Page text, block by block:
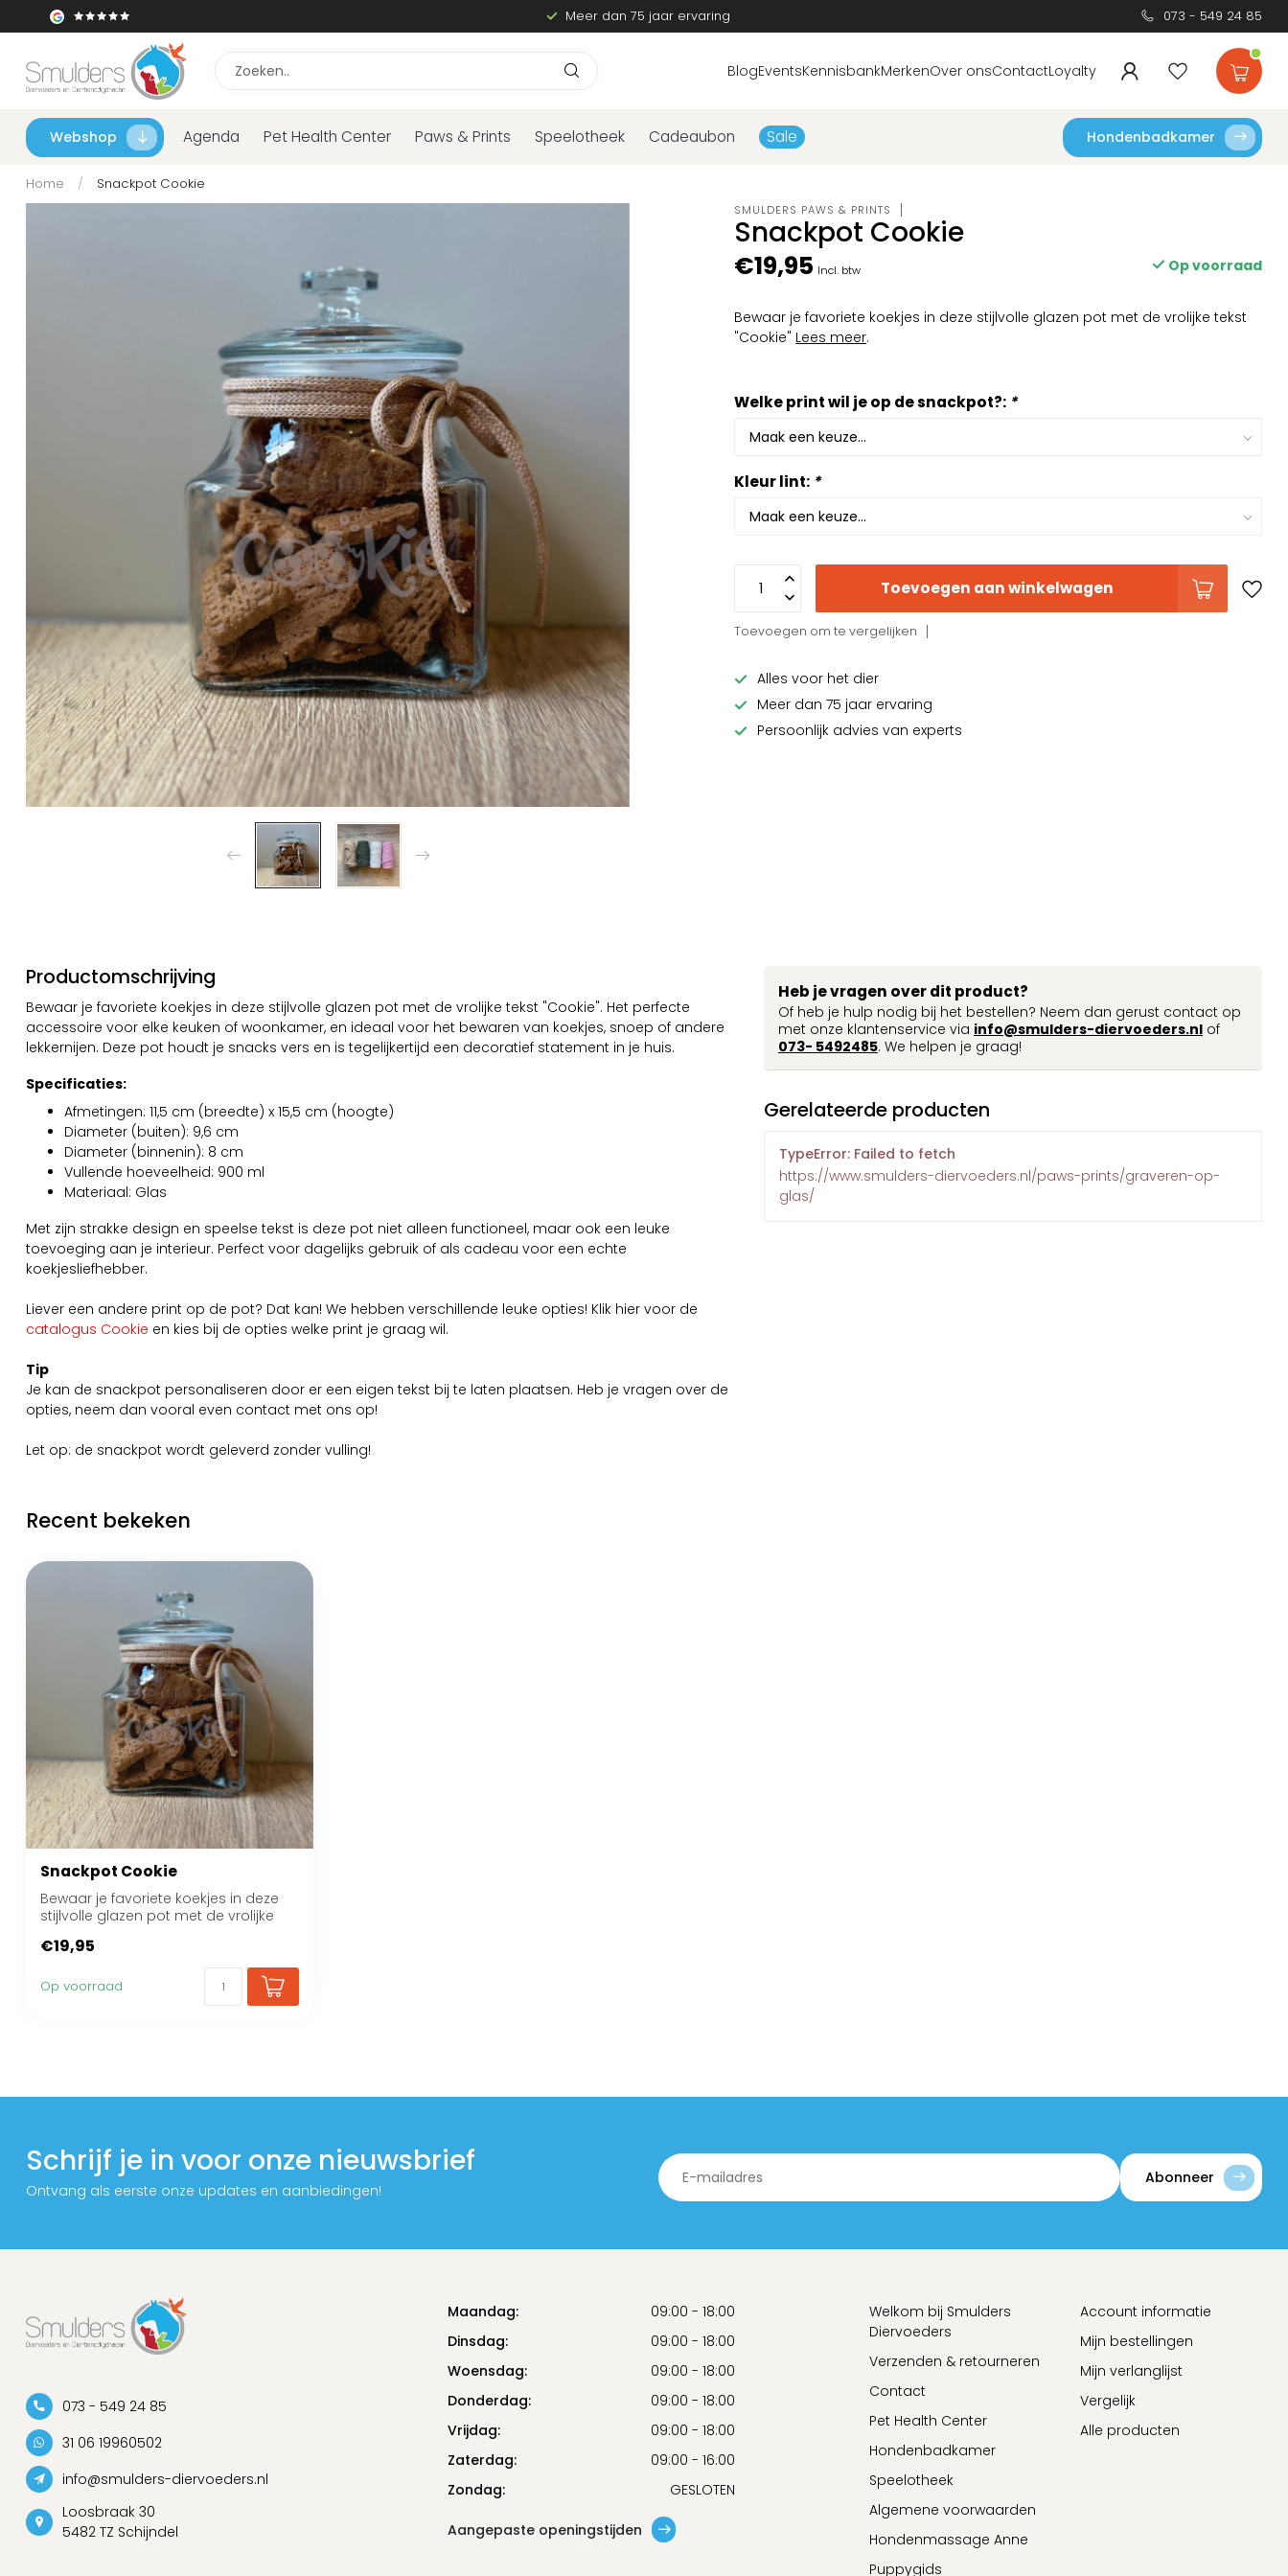
Meer dan 75 jaar ervaring 073 - 549 24 85
BlogEventsKennisbankMerkenOver onsContactLoyalty
Webshop Agenda Pet Health Center Paws & Prints Speelotheek Cadeaubon Sale Hondenbadkamer
Home / Snackpot Cookie
SMULDERS PAWS & PRINTS
Snackpot Cookie
€19,95 Incl. btw Op voorraad
Bewaar je favoriete koekjes in deze stijlvolle glazen pot met de vrolijke tekst
"Cookie" Lees meer.
Welke print wil je op de snackpot?: *
Kleur lint: *
Toevoegen aan winkelwagen
Toevoegen om te vergelijken
Alles voor het dier
Meer dan 75 jaar ervaring
Persoonlijk advies van experts
Productomschrijving
Bewaar je favoriete koekjes in deze stijlvolle glazen pot met de vrolijke tekst "Cookie". Het perfecte
accessoire voor elke keuken of woonkamer, en ideaal voor het bewaren van koekjes, snoep of andere
lekkernijen. Deze pot houdt je snacks vers en is tegelijkertijd een decoratief statement in je huis.
Specificaties:
Afmetingen: 11,5 cm (breedte) x 15,5 cm (hoogte)
Diameter (buiten): 9,6 cm
Diameter (binnenin): 8 cm
Vullende hoeveelheid: 900 ml
Materiaal: Glas
Met zijn strakke design en speelse tekst is deze pot niet alleen functioneel, maar ook een leuke
toevoeging aan je interieur. Perfect voor dagelijks gebruik of als cadeau voor een echte
koekjesliefhebber.
Liever een andere print op de pot? Dat kan! We hebben verschillende leuke opties! Klik hier voor de
catalogus Cookie en kies bij de opties welke print je graag wil.
Tip
Je kan de snackpot personaliseren door er een eigen tekst bij te laten plaatsen. Heb je vragen over de
opties, neem dan vooral even contact met ons op!
Let op: de snackpot wordt geleverd zonder vulling!
Heb je vragen over dit product?
Of heb je hulp nodig bij het bestellen? Neem dan gerust contact op
met onze klantenservice via info@smulders-diervoeders.nl of
073- 5492485. We helpen je graag!
Gerelateerde producten
TypeError: Failed to fetch
https://www.smulders-diervoeders.nl/paws-prints/graveren-op-
glas/
Recent bekeken
Snackpot Cookie
Bewaar je favoriete koekjes in deze
stijlvolle glazen pot met de vrolijke
€19,95
Op voorraad
Schrijf je in voor onze nieuwsbrief
Ontvang als eerste onze updates en aanbiedingen!
Abonneer
073 - 549 24 85
31 06 19960502
info@smulders-diervoeders.nl
Loosbraak 30
5482 TZ Schijndel
Maandag:
09:00 - 18:00
Dinsdag:
09:00 - 18:00
Woensdag:
09:00 - 18:00
Donderdag:
09:00 - 18:00
Vrijdag:
09:00 - 18:00
Zaterdag:
09:00 - 16:00
Zondag:
GESLOTEN
Aangepaste openingstijden
Welkom bij Smulders
Diervoeders
Verzenden & retourneren
Contact
Pet Health Center
Hondenbadkamer
Speelotheek
Algemene voorwaarden
Hondenmassage Anne
Puppygids
Account informatie
Mijn bestellingen
Mijn verlanglijst
Vergelijk
Alle producten